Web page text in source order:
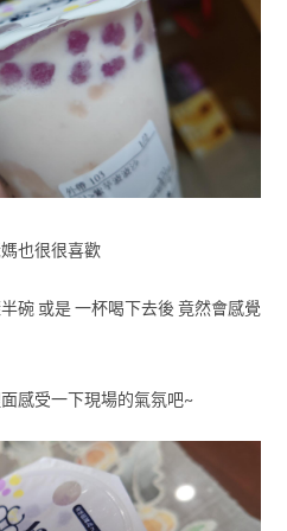
也很很喜歡
碗 或是 一杯喝下去後 竟然會感覺
感受一下現場的氣氛吧~